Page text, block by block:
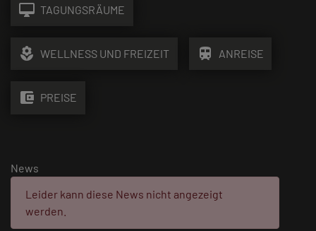
desktop_mac TAGUNGSRÄUME
local_florist WELLNESS UND FREIZEIT train ANREISE
account_balance_wallet PREISE
News
Fehler:
Leider kann diese News nicht angezeigt
werden.